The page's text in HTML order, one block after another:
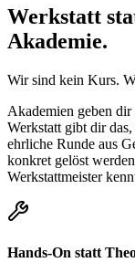
Werkstatt
Akademie.
Wir sind kein Kurs.
Akademien geben
Werkstatt gibt dir
ehrliche Runde aus
konkret gelöst
Werkstattmeister
Hands-On statt